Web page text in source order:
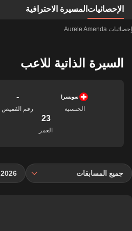
الإحصائيات المسيرة الاحترافية
إحصائيات Aurele Amenda
السيرة الذاتية للاعب
سويسرا
الجنسية
-
رقم القميص
23
العمر
جميع المسابقات 2026